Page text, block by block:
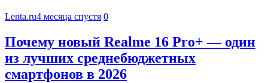
Lenta.ru4 месяца спустя 0
Почему новый Realme 16 Pro+ — один
из лучших среднебюджетных
смартфонов в 2026